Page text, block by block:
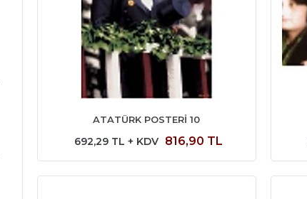
ATATÜRK POSTERİ 10
692,29 TL + KDV 816,90 TL